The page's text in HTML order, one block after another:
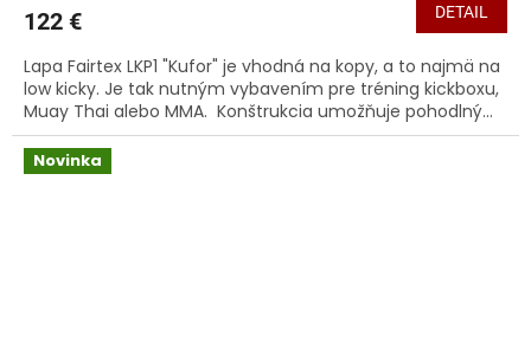
122 € DETAIL
Lapa Fairtex LKP1 "Kufor" je vhodná na kopy, a to najmä na
low kicky. Je tak nutným vybavením pre tréning kickboxu,
Muay Thai alebo MMA. Konštrukcia umožňuje pohodlný...
Novinka